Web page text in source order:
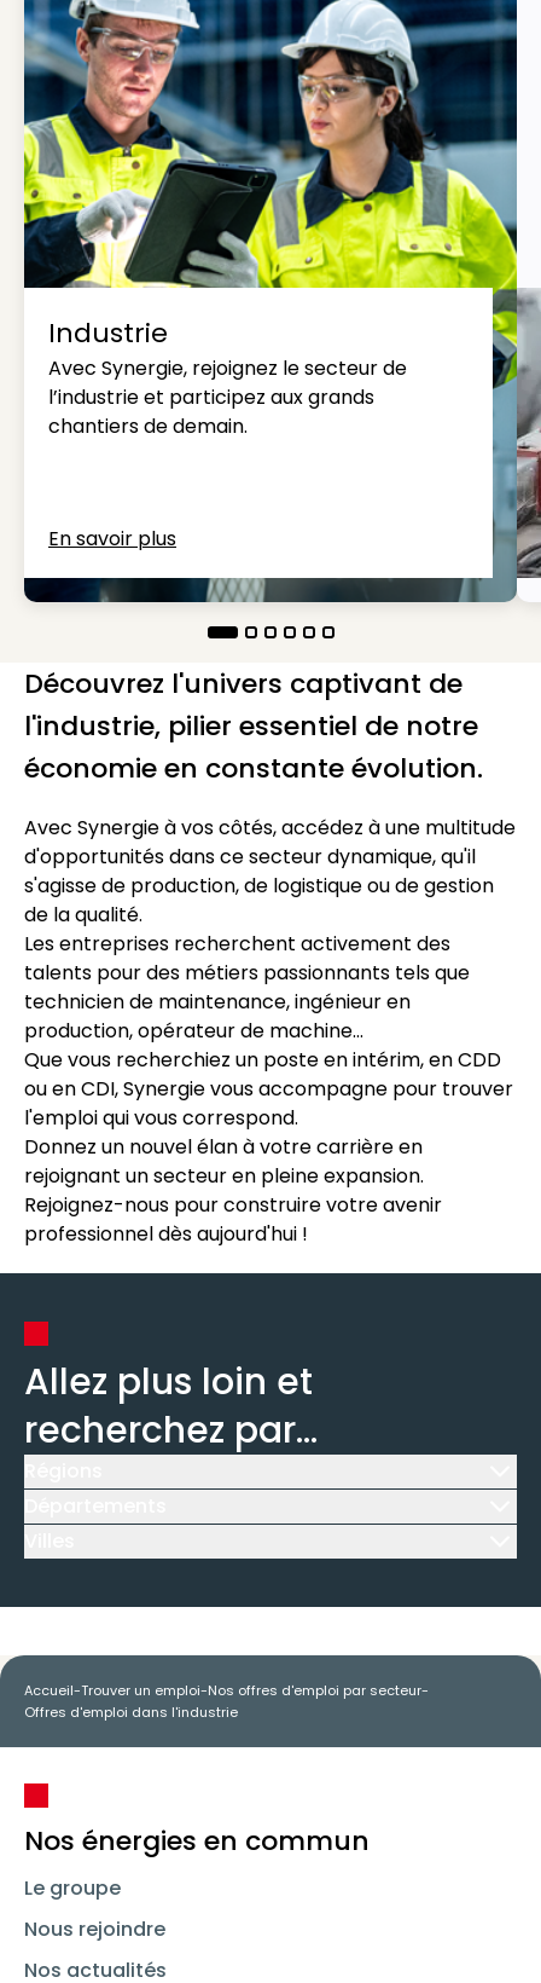
Industrie
Avec Synergie, rejoignez le secteur de
l’industrie et participez aux grands
chantiers de demain.
En savoir plus
Découvrez l'univers captivant de
l'industrie, pilier essentiel de notre
économie en constante évolution.
Avec Synergie à vos côtés, accédez à une multitude
d'opportunités dans ce secteur dynamique, qu'il
s'agisse de production, de logistique ou de gestion
de la qualité.
Les entreprises recherchent activement des
talents pour des métiers passionnants tels que
technicien de maintenance, ingénieur en
production, opérateur de machine...
Que vous recherchiez un poste en intérim, en CDD
ou en CDI, Synergie vous accompagne pour trouver
l'emploi qui vous correspond.
Donnez un nouvel élan à votre carrière en
rejoignant un secteur en pleine expansion.
Rejoignez-nous pour construire votre avenir
professionnel dès aujourd'hui !
Allez plus loin et
recherchez par...
Accueil-Trouver un emploi-Nos offres d'emploi par secteur-
Offres d'emploi dans l'industrie
Nos énergies en commun
Le groupe
Nous rejoindre
Nos actualités